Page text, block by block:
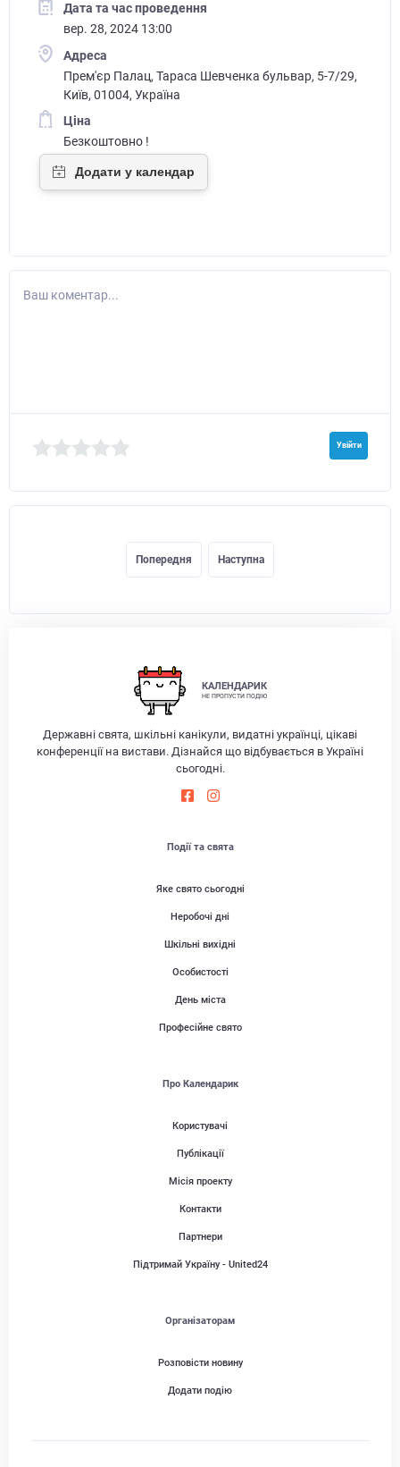
Дата та час проведення
вер. 28, 2024 13:00
Адреса
Прем'єр Палац, Тараса Шевченка бульвар, 5-7/29,
Київ, 01004, Україна
Ціна
Безкоштовно !
Ваш коментар...
Увійти
Попередня Наступна
КАЛЕНДАРИК
НЕ ПРОПУСТИ ПОДІЮ
Державні свята, шкільні канікули, видатні українці, цікаві
конференції на вистави. Дізнайся що відбувається в Україні
сьогодні.
Події та свята
Яке свято сьогодні
Неробочі дні
Шкільні вихідні
Особистості
День міста
Професійне свято
Про Календарик
Користувачі
Публікації
Місія проекту
Контакти
Партнери
Підтримай Україну - United24
Організаторам
Розповісти новину
Додати подію